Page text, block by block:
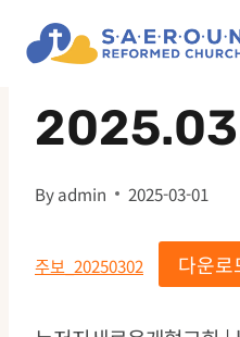
Byadmin 2025-03-01
주보_20250302 다운로